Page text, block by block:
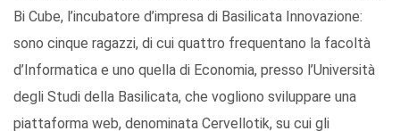
Bi Cube, l’incubatore d’impresa di Basilicata Innovazione:
sono cinque ragazzi, di cui quattro frequentano la facoltà
d’Informatica e uno quella di Economia, presso l’Università
degli Studi della Basilicata, che vogliono sviluppare una
piattaforma web, denominata Cervellotik, su cui gli